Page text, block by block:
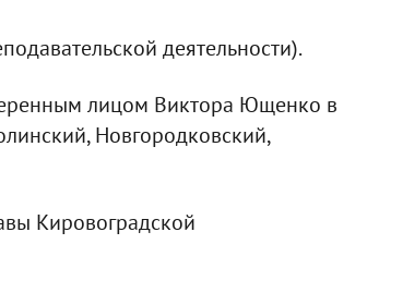
деятельности).
лицом Виктора Ющенко в
Новгородковский,
Кировоградской